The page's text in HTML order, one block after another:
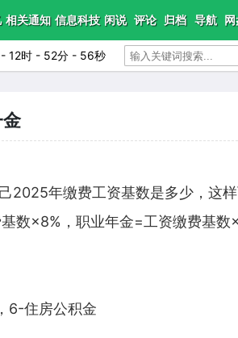
相关通知 信息科技 闲说 评论 归档 导航
12时 - 52分 - 55秒
2025年缴费工资基数是多少，这
数×8%，职业年金=工资缴费基数
6-住房公积金